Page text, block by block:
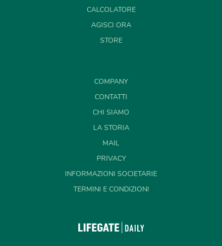
CALCOLATORE
AGISCI ORA
STORE
COMPANY
CONTATTI
CHI SIAMO
LA STORIA
MAIL
PRIVACY
INFORMAZIONI SOCIETARIE
TERMINI E CONDIZIONI